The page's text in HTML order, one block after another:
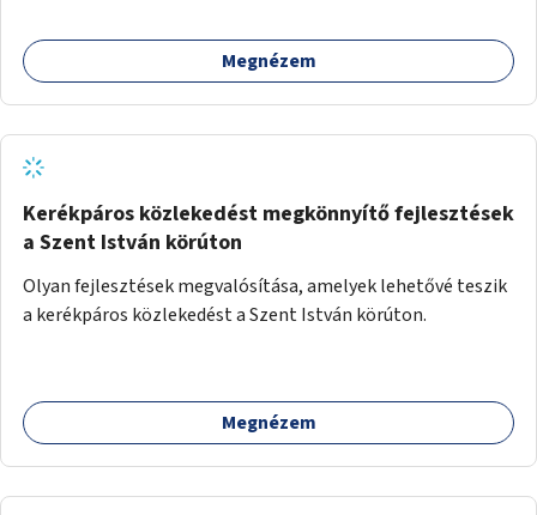
Megnézem
Kerékpáros közlekedést megkönnyítő fejlesztések
a Szent István körúton
Olyan fejlesztések megvalósítása, amelyek lehetővé teszik
a kerékpáros közlekedést a Szent István körúton.
Megnézem